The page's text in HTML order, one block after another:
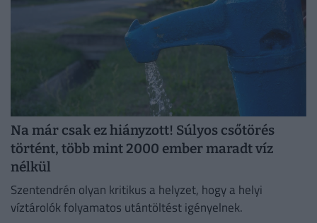
Na már csak ez hiányzott! Súlyos csőtörés
történt, több mint 2000 ember maradt víz
nélkül
Szentendrén olyan kritikus a helyzet, hogy a helyi
víztárolók folyamatos utántöltést igényelnek.